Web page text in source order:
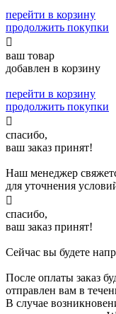
перейти в корзину
продолжить покупки

ваш товар
добавлен в корзину
перейти в корзину
продолжить покупки

спасибо,
ваш заказ принят!
Наш менеджер
для уточнения

спасибо,
ваш заказ принят!
Сейчас вы будете
После оплаты заказ
отправлен вам в
В случае